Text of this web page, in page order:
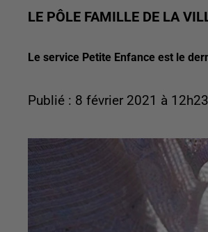
LE PÔLE FAMILLE DE LA
Le service Petite Enfance est le
Publié : 8 février 2021 à 12h23